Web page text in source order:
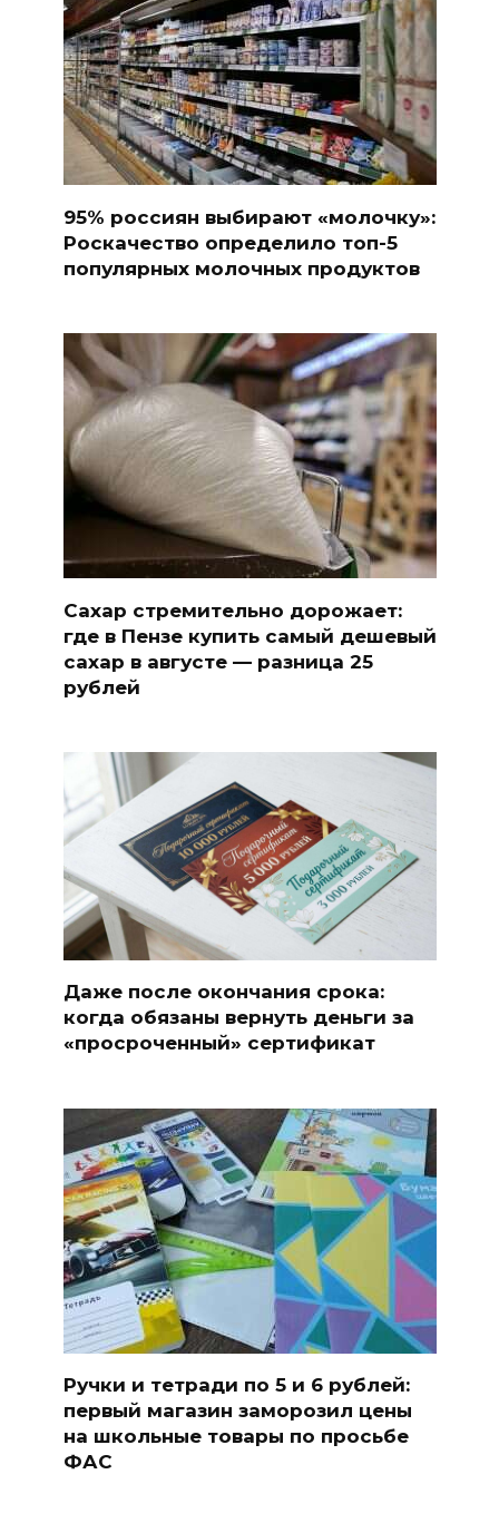
95% россиян выбирают «молочку»:
Роскачество определило топ-5
популярных молочных продуктов
Сахар стремительно дорожает:
где в Пензе купить самый дешевый
сахар в августе — разница 25
рублей
Даже после окончания срока:
когда обязаны вернуть деньги за
«просроченный» сертификат
Ручки и тетради по 5 и 6 рублей:
первый магазин заморозил цены
на школьные товары по просьбе
ФАС